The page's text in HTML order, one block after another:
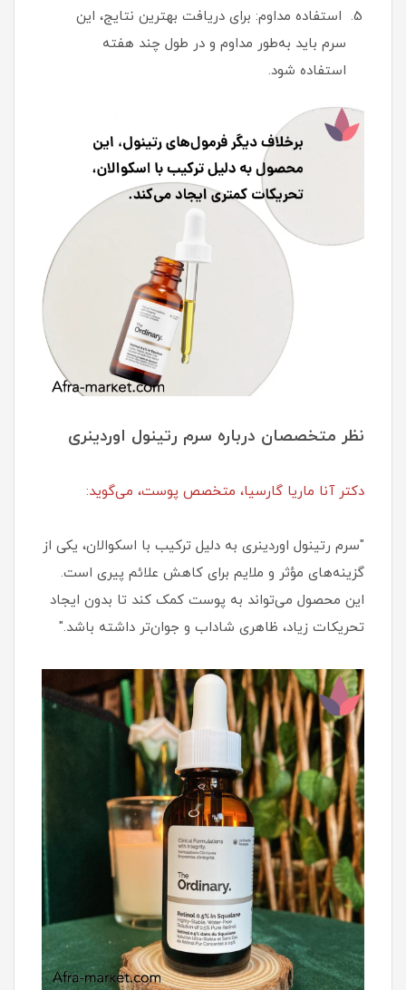
استفاده مداوم: برای دریافت بهترین نتایج، این
سرم باید به‌طور مداوم و در طول چند هفته
استفاده شود.
نظر متخصصان درباره سرم رتینول اوردینری
دکتر آنا ماریا گارسیا، متخصص پوست، می‌گوید:
"سرم رتینول اوردینری به دلیل ترکیب با اسکوالان، یکی از
گزینه‌های مؤثر و ملایم برای کاهش علائم پیری است.
این محصول می‌تواند به پوست کمک کند تا بدون ایجاد
تحریکات زیاد، ظاهری شاداب و جوان‌تر داشته باشد."